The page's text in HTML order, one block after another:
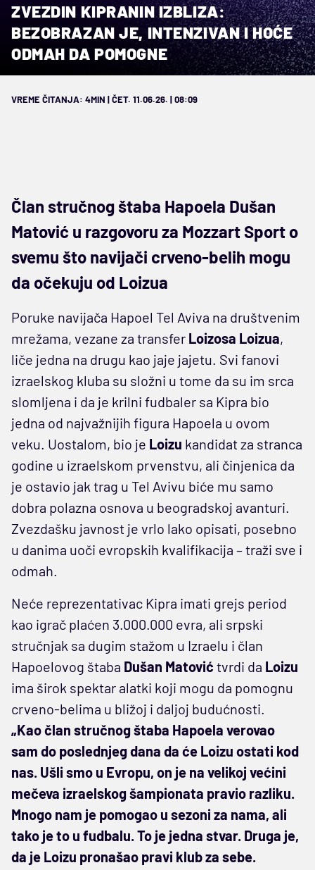
ZVEZDIN KIPRANIN IZBLIZA:
BEZOBRAZAN JE, INTENZIVAN I HOĆE
ODMAH DA POMOGNE
VREME ČITANJA: 4MIN | ČET. 11.06.26. | 08:09
Član stručnog štaba Hapoela Dušan
Matović u razgovoru za Mozzart Sport o
svemu što navijači crveno-belih mogu
da očekuju od Loizua
Poruke navijača Hapoel Tel Aviva na društvenim
mrežama, vezane za transfer Loizosa Loizua,
liče jedna na drugu kao jaje jajetu. Svi fanovi
izraelskog kluba su složni u tome da su im srca
slomljena i da je krilni fudbaler sa Kipra bio
jedna od najvažnijih figura Hapoela u ovom
veku. Uostalom, bio je Loizu kandidat za stranca
godine u izraelskom prvenstvu, ali činjenica da
je ostavio jak trag u Tel Avivu biće mu samo
dobra polazna osnova u beogradskoj avanturi.
Zvezdašku javnost je vrlo lako opisati, posebno
u danima uoči evropskih kvalifikacija – traži sve i
odmah.
Neće reprezentativac Kipra imati grejs period
kao igrač plaćen 3.000.000 evra, ali srpski
stručnjak sa dugim stažom u Izraelu i član
Hapoelovog štaba Dušan Matović tvrdi da Loizu
ima širok spektar alatki koji mogu da pomognu
crveno-belima u bližoj i daljoj budućnosti.
„Kao član stručnog štaba Hapoela verovao
sam do poslednjeg dana da će Loizu ostati kod
nas. Ušli smo u Evropu, on je na velikoj većini
mečeva izraelskog šampionata pravio razliku.
Mnogo nam je pomogao u sezoni za nama, ali
tako je to u fudbalu. To je jedna stvar. Druga je,
da je Loizu pronašao pravi klub za sebe.